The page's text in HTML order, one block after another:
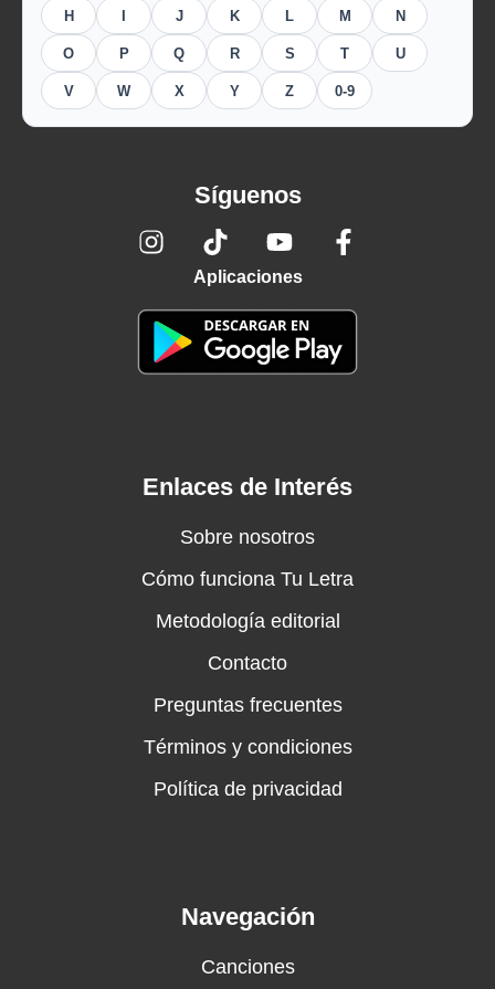
H J K L M N
O P Q R S T U
V W X Y Z 0-9
Síguenos
Aplicaciones
Enlaces de Interés
Sobre nosotros
Cómo funciona Tu Letra
Metodología editorial
Contacto
Preguntas frecuentes
Términos y condiciones
Política de privacidad
Navegación
Canciones